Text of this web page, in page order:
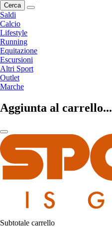
Cerca
Saldi
Calcio
Lifestyle
Running
Equitazione
Escursioni
Altri Sport
Outlet
Marche
Aggiunta al carrello...
Subtotale carrello